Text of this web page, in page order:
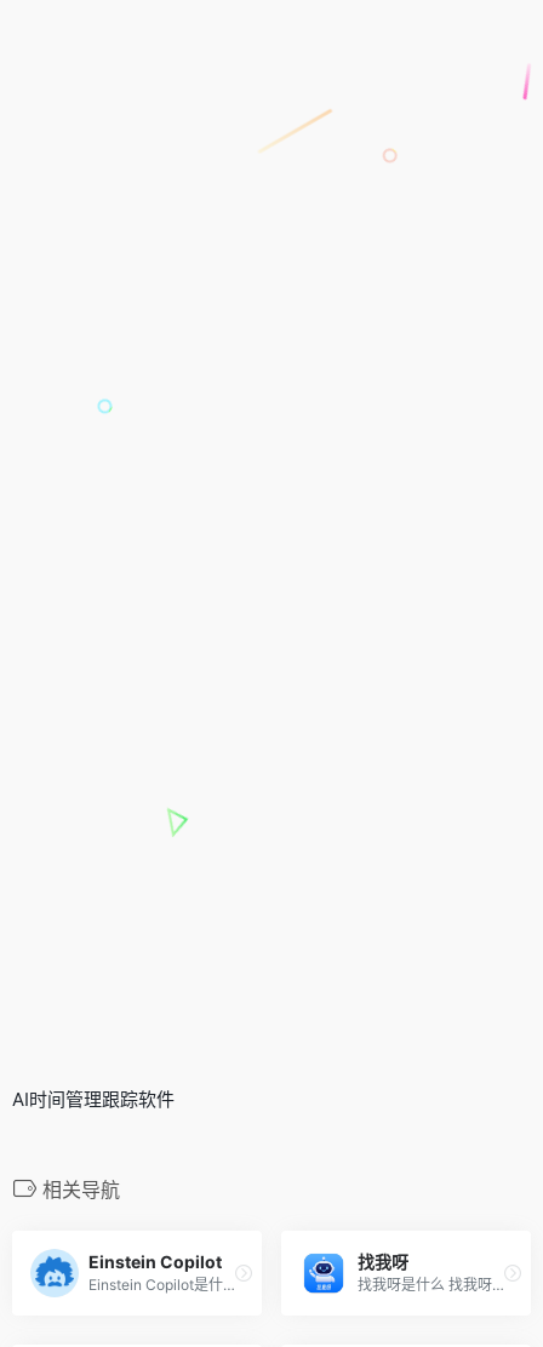
AI时间管理跟踪软件
相关导航
Einstein Copilot
Einstein Copilot是什么 Eins...
找我呀
找我呀是什么 找我呀是本地AI...